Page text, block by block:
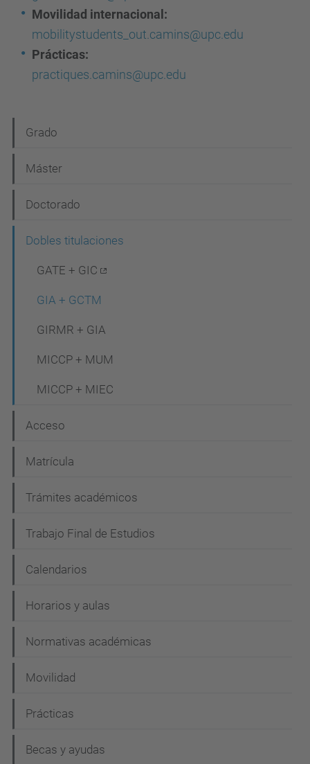
Movilidad internacional:
mobilitystudents_out.camins@upc.edu
Prácticas:
practiques.camins@upc.edu
a
v
g
Grado
Máster
Doctorado
Dobles titulaciones
GATE + GIC
GIA + GCTM
GIRMR + GIA
MICCP + MUM
MICCP + MIEC
Acceso
Matrícula
Trámites académicos
Trabajo Final de Estudios
Calendarios
Horarios y aulas
Normativas académicas
Movilidad
Prácticas
Becas y ayudas